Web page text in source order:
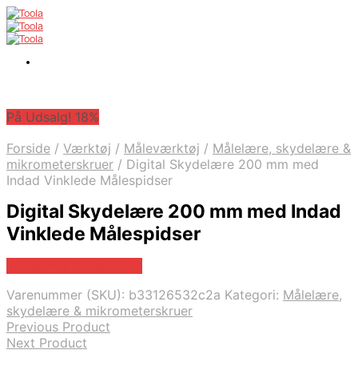
På Udsalg! 18%
Forside / Værktøj / Måleværktøj / Målelære, skydelære &
mikrometerskruer / Digital Skydelære 200 mm med
Indad Vinklede Målespidser
Digital Skydelære 200 mm med Indad
Vinklede Målespidser
Varenummer (SKU): b33126532c2a Kategori: Målelære,
skydelære & mikrometerskruer
Previous Product
Next Product